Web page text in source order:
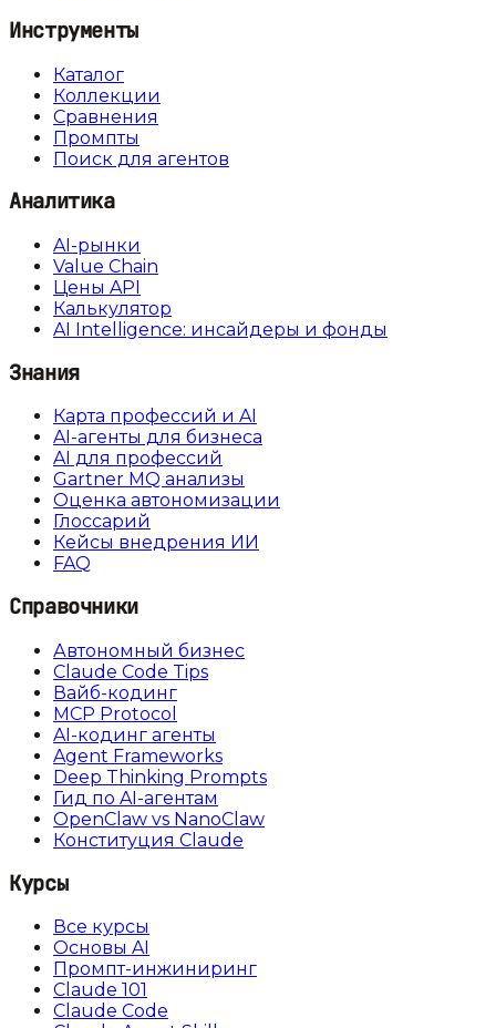
Инструменты
Каталог
Коллекции
Сравнения
Промпты
Поиск для агентов
Аналитика
AI-рынки
Value Chain
Цены API
Калькулятор
AI Intelligence: инсайдеры и фонды
Знания
Карта профессий и AI
AI-агенты для бизнеса
AI для профессий
Gartner MQ анализы
Оценка автономизации
Глоссарий
Кейсы внедрения ИИ
FAQ
Справочники
Автономный бизнес
Claude Code Tips
Вайб-кодинг
MCP Protocol
AI-кодинг агенты
Agent Frameworks
Deep Thinking Prompts
Гид по AI-агентам
OpenClaw vs NanoClaw
Конституция Claude
Курсы
Все курсы
Основы AI
Промпт-инжиниринг
Claude 101
Claude Code